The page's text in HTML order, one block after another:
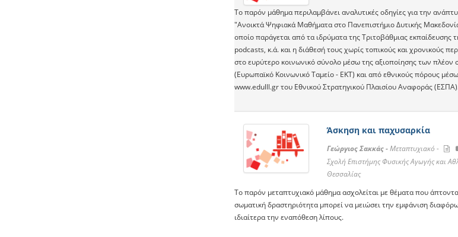
To παρόν μάθημα περιλαμβάνει αναλυτικές οδηγίες για την
"Ανοικτά Ψηφιακά Μαθήματα στο Πανεπιστήμιο Δυτικής
οποίο παράγεται από τα ιδρύματα της Τριτοβάθμιας
podcasts, κ.ά. και η διάθεσή τους χωρίς τοπικούς και χρονικούς
στο ευρύτερο κοινωνικό σύνολο μέσω της αξιοποίησης των
(Ευρωπαϊκό Κοινωνικό Ταμείο - ΕΚΤ) και από εθνικούς πόρους
www.edulll.gr του Εθνικού Στρατηγικού Πλαισίου Αναφοράς
Άσκηση και παχυσαρκία
Γεώργιος Σακκάς -Μεταπτυχιακό -
Σχολή Επιστήμης Φυσικής Αγωγής και
Θεσσαλίας
Το παρόν μεταπτυχιακό μάθημα ασχολείται με θέματα που
σωματική δραστηριότητα μπορεί να μειώσει την εμφάνιση
ιδιαίτερα την εναπόθεση λίπους.